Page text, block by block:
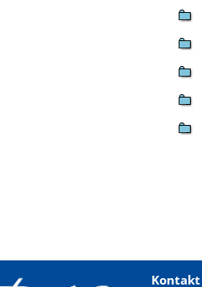
Kontakt